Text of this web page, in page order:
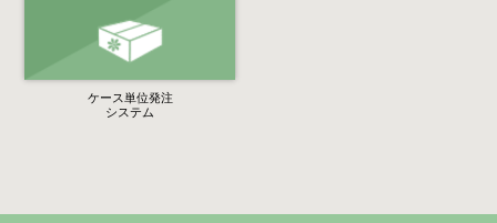
ケース単位発注
システム